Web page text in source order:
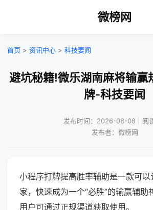
微榜网
首页 > 资讯中心 > 科技要闻
避坑秘籍!微乐湖南麻将输赢
牌-科技要闻
发布时间：2026-08-08｜阅
发布者：微榜网
小程序打牌提高胜率辅助是一款可
家，快速成为一个“必胜”的输赢辅助
用户可通过正规渠道获取使用。